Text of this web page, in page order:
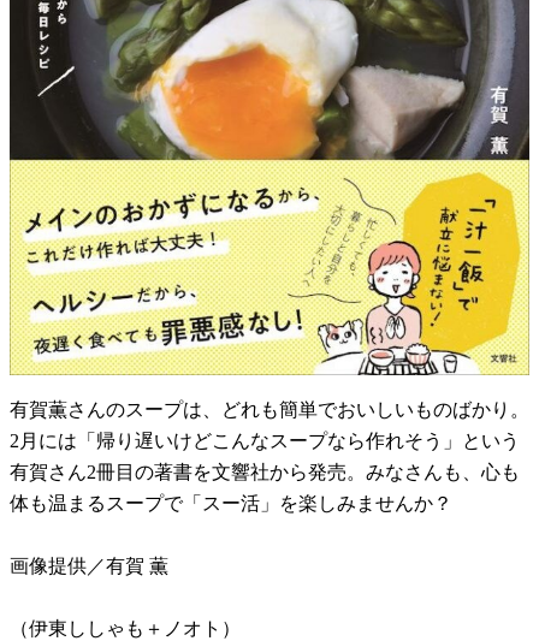
有賀薫さんのスープは、どれも簡単でおいしいものばかり。
2月には「帰り遅いけどこんなスープなら作れそう」という
有賀さん2冊目の著書を文響社から発売。みなさんも、心も
体も温まるスープで「スー活」を楽しみませんか？
画像提供／有賀 薫
（伊東ししゃも＋ノオト）